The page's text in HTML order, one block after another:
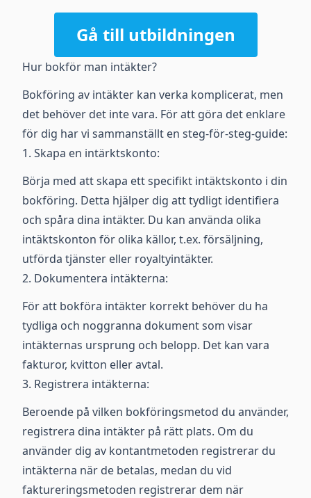
Gå till utbildningen
Hur bokför man intäkter?
Bokföring av intäkter kan verka komplicerat, men
det behöver det inte vara. För att göra det enklare
för dig har vi sammanställt en steg-för-steg-guide:
1. Skapa en intärktskonto:
Börja med att skapa ett specifikt intäktskonto i din
bokföring. Detta hjälper dig att tydligt identifiera
och spåra dina intäkter. Du kan använda olika
intäktskonton för olika källor, t.ex. försäljning,
utförda tjänster eller royaltyintäkter.
2. Dokumentera intäkterna:
För att bokföra intäkter korrekt behöver du ha
tydliga och noggranna dokument som visar
intäkternas ursprung och belopp. Det kan vara
fakturor, kvitton eller avtal.
3. Registrera intäkterna:
Beroende på vilken bokföringsmetod du använder,
registrera dina intäkter på rätt plats. Om du
använder dig av kontantmetoden registrerar du
intäkterna när de betalas, medan du vid
faktureringsmetoden registrerar dem när